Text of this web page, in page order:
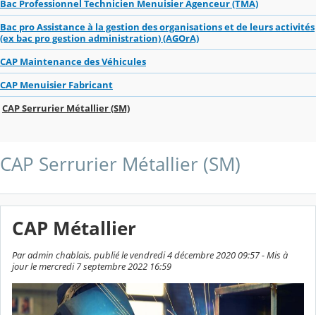
Bac Professionnel Technicien Menuisier Agenceur (TMA)
Bac pro Assistance à la gestion des organisations et de leurs activités
(ex bac pro gestion administration) (AGOrA)
CAP Maintenance des Véhicules
CAP Menuisier Fabricant
CAP Serrurier Métallier (SM)
CAP Serrurier Métallier (SM)
CAP Métallier
Par admin chablais, publié le vendredi 4 décembre 2020 09:57 - Mis à
jour le mercredi 7 septembre 2022 16:59